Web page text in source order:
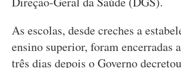
As escolas, desde creches a
ensino superior, foram encerradas
três dias depois o Governo